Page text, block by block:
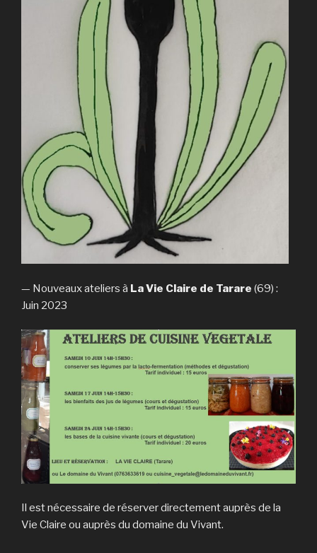
— Nouveaux ateliers à La Vie Claire de Tarare (69) :
Juin 2023
Il est nécessaire de réserver directement auprès de la
Vie Claire ou auprès du domaine du Vivant.